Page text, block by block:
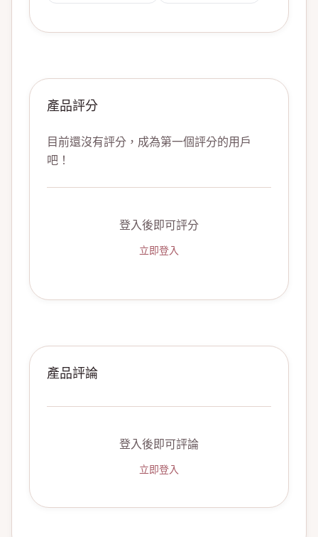
產品評分
目前還沒有評分，成為第一個評分的用戶
吧！
登入後即可評分
立即登入
產品評論
登入後即可評論
立即登入